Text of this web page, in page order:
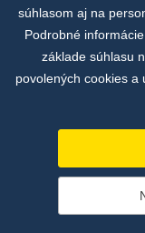
Spoločné projekty
súhlasom aj na
Podrobné
základe súhlasu
povolených cookies a